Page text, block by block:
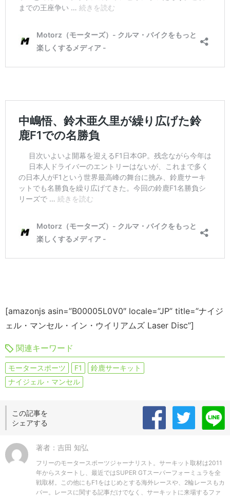
[amazonjs asin=”B00005L0V0″ locale=”JP” title=”ナイジ
ェル・マンセル・イン・ウイリアムズ Laser Disc”]
関連キーワード
モータースポーツ F1
鈴鹿サーキット
ナイジェル・マンセル
この記事を
シェアする
著者：吉田 知弘
フリーのモータースポーツジャーナリスト。サーキット取材は2011
年からスタートし、最近ではSUPER GTスーパーフォーミュラを全
戦取材。この他にもF1をはじめとする海外レースや、2輪レースもカ
バー。レースに関する記事だけでなく、サーキットに来場するファ